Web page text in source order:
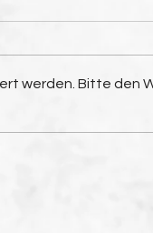
Was hat mir der
werden. Bitte den